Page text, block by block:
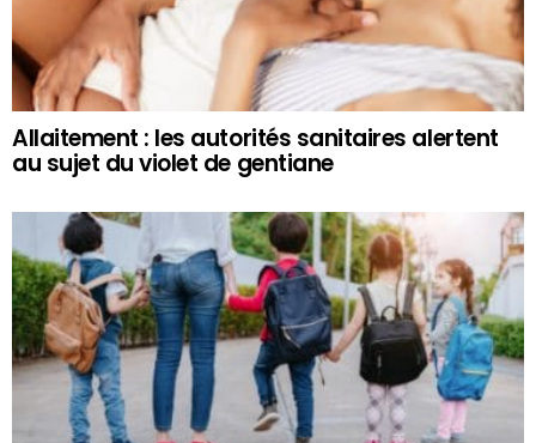
Allaitement : les autorités sanitaires alertent
au sujet du violet de gentiane